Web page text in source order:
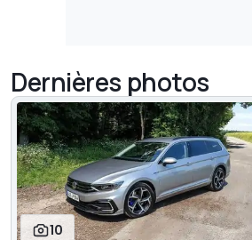
Dernières photos
10